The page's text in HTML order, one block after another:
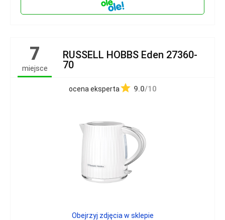
7
miejsce
RUSSELL HOBBS Eden 27360-
70
ocena eksperta 9.0/10
Obejrzyj zdjęcia w sklepie